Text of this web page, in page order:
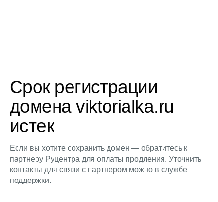
Срок регистрации
домена viktorialka.ru
истек
Если вы хотите сохранить домен — обратитесь к
партнеру Руцентра для оплаты продления. Уточнить
контакты для связи с партнером можно в службе
поддержки.